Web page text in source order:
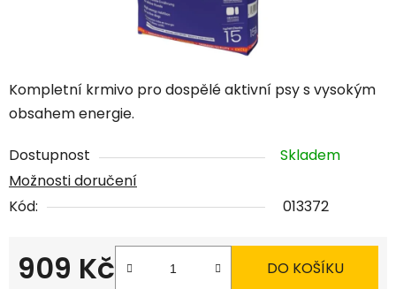
Kompletní krmivo pro dospělé aktivní psy s vysokým
obsahem energie.
Dostupnost
Skladem
Možnosti doručení
Kód:
013372
909 Kč DO KOŠÍKU